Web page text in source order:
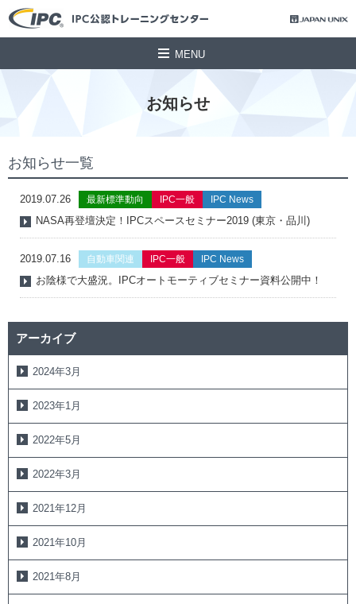
MENU
お知らせ
お知らせ一覧
2019.07.26 最新標準動向 IPC一般 IPC News
NASA再登壇決定！IPCスペースセミナー2019 (東京・品川)
2019.07.16 自動車関連 IPC一般 IPC News
お陰様で大盛況。IPCオートモーティブセミナー資料公開中！
アーカイブ
2024年3月
2023年1月
2022年5月
2022年3月
2021年12月
2021年10月
2021年8月